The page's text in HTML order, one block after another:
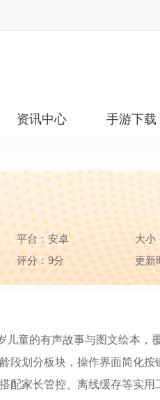
资讯中心 手游下载
平台：安卓
大小
评分：9分 更新
儿童的有声故事与图文绘本，
段划分板块，操作界面简化
配家长管控、离线缓存等实